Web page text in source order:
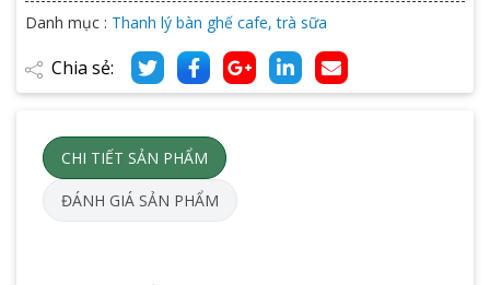
Danh mục : Thanh lý bàn ghế cafe, trà sữa
Chia sẻ:
CHI TIẾT SẢN PHẨM
ĐÁNH GIÁ SẢN PHẨM